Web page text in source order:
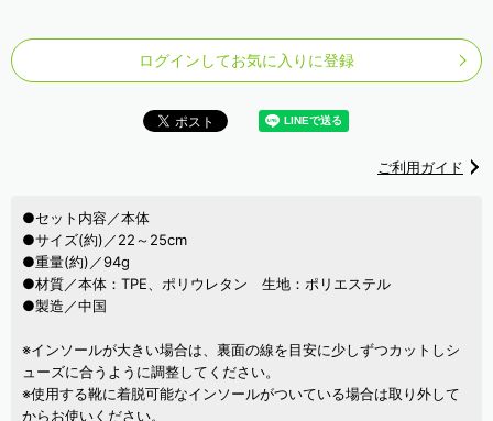
ログインしてお気に入りに登録
ご利用ガイド
●セット内容／本体
●サイズ(約)／22～25cm
●重量(約)／94g
●材質／本体：TPE、ポリウレタン 生地：ポリエステル
●製造／中国
※インソールが大きい場合は、裏面の線を目安に少しずつカットしシ
ューズに合うように調整してください。
※使用する靴に着脱可能なインソールがついている場合は取り外して
からお使いください。